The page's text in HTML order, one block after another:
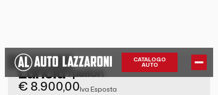
CATALOGO
AUTO
LanciaYpsilon
€ 8.900,00Iva Esposta
GUARDA LA
GALLERY